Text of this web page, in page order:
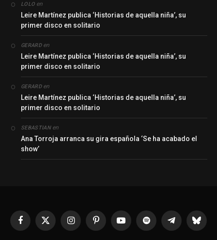
LOLO en
Leire Martínez publica ‘Historias de aquella niña’, su
primer disco en solitario
GERARDen
Leire Martínez publica ‘Historias de aquella niña’, su
primer disco en solitario
GERARDen
Leire Martínez publica ‘Historias de aquella niña’, su
primer disco en solitario
SEBASTIANen
Ana Torroja arranca su gira española ‘Se ha acabado el
show’
Facebook
X
InstagramPinterestYouTubeSpotify Telegrama